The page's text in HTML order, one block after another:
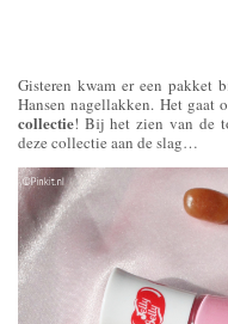
Gisteren kwam er een pakket
Hansen nagellakken. Het gaat
collectie! Bij het zien van de
deze collectie aan de slag…